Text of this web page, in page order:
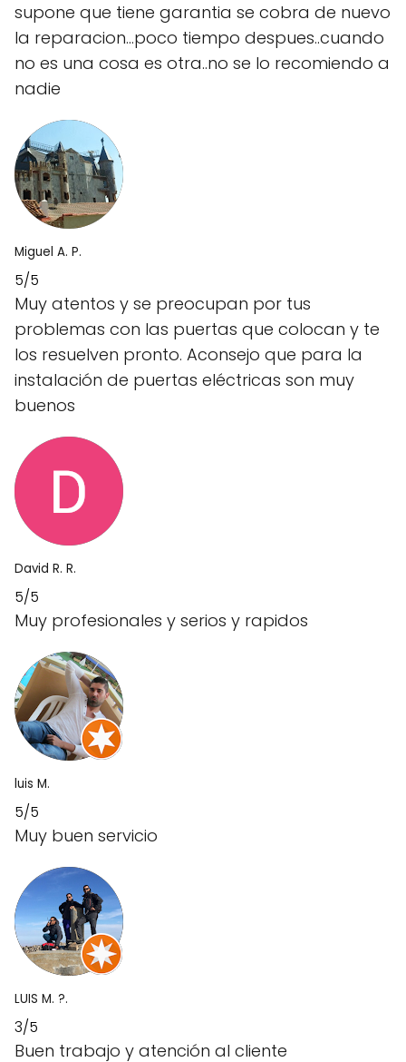
supone que tiene garantia se cobra de nuevo
la reparacion...poco tiempo despues..cuando
no es una cosa es otra..no se lo recomiendo a
nadie
Miguel A. P.
5/5
Muy atentos y se preocupan por tus
problemas con las puertas que colocan y te
los resuelven pronto. Aconsejo que para la
instalación de puertas eléctricas son muy
buenos
David R. R.
5/5
Muy profesionales y serios y rapidos
luis M.
5/5
Muy buen servicio
LUIS M. ?.
3/5
Buen trabajo y atención al cliente